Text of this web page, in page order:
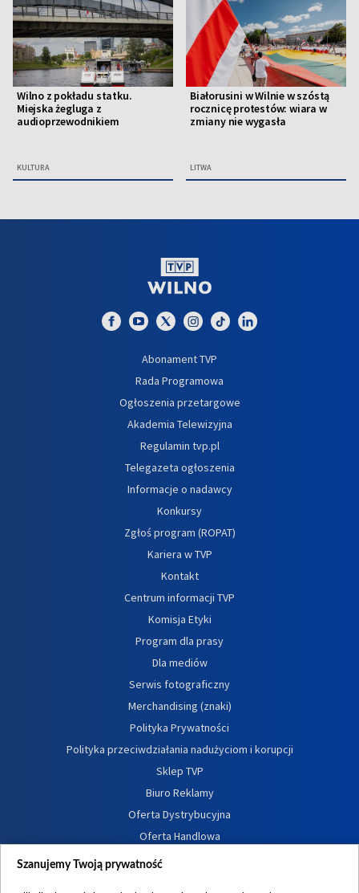
Wilno z pokładu statku.
Miejska żegluga z
audioprzewodnikiem
KULTURA
Białorusini w Wilnie w szóstą
rocznicę protestów: wiara w
zmiany nie wygasła
LITWA
Abonament TVP
Rada Programowa
Ogłoszenia przetargowe
Akademia Telewizyjna
Regulamin tvp.pl
Telegazeta ogłoszenia
Informacje o nadawcy
Konkursy
Zgłoś program (ROPAT)
Kariera w TVP
Kontakt
Centrum informacji TVP
Komisja Etyki
Program dla prasy
Dla mediów
Serwis fotograficzny
Merchandising (znaki)
Polityka Prywatności
Polityka przeciwdziałania nadużyciom i korupcji
Sklep TVP
Biuro Reklamy
Oferta Dystrybucyjna
Oferta Handlowa
Dostępność
Szanujemy Twoją prywatność